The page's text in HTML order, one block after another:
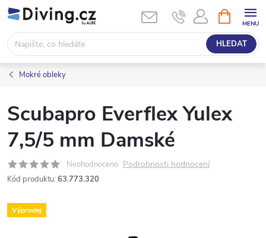
Přejít
na
obsah
HLEDAT
NÁKUPNÍ
KOŠÍK
Mokré obleky
Scubapro Everflex Yulex
7,5/5 mm Damské
Neohodnoceno Podrobnosti hodnocení
Kód produktu: 63.773.320
Výprodej